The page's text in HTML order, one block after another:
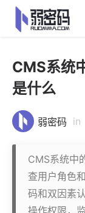
CMS系统
是什么
弱密码 in
CMS系统中
查用户角色
码和双因素
操作权限，